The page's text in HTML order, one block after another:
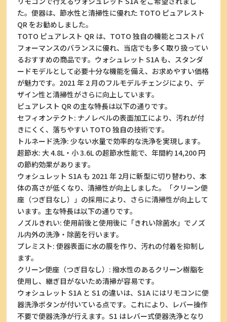
た。便器は、節水性と清掃性に優れた TOTO ピュアレスト
QR をお勧めしました。
TOTO ピュアレスト QR は、TOTO 独自の機能とコストパ
フォーマンスのバランスに優れ、当店でも多く取り扱ってい
るおすすめの商品です。ウォシュレット S1A も、スタンダ
ードモデルとして必要十分な機能を備え、お求めやすい価格
が魅力です。2021 年 2 月のフルモデルチェンジにより、デ
ザイン性と清掃性がさらに向上しています。
ピュアレスト QR の主な特長は以下の通りです。
セフィオンテクト: ナノレベルの表面加工により、汚れが付
きにくく、落ちやすい TOTO 独自の技術です。
トルネード洗浄: 少ない水量で効率的な洗浄を実現します。
超節水: 大 4.8L・小 3.6L の超節水性能で、年間約 14,200 円
の節約効果があります。
ウォシュレット S1A も 2021 年 2月に新型に切り替わり、本
体の高さが低くなり、清掃性が向上しました。「クリーン便
座（つぎ目なし）」の採用により、さらに清掃性が向上して
います。主な特長は以下の通りです。
ノズルきれい: 使用前後と使用後に「きれい除菌水」でノズ
ル内外の洗浄・除菌を行います。
プレミスト: 便器表面に水の膜を作り、汚れの付着を抑制し
ます。
クリーン便座（つぎ目なし）: 撥水性のあるクリーン樹脂を
使用し、継ぎ目がないため清掃が容易です。
ウォシュレット S1A と S1 の違いは、S1A にはリモコンに便
器洗浄ボタンが付いている点です。これにより、レバー操作
不要で便器洗浄が行えます。S1 はレバー式便器洗浄となり